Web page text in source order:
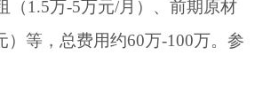
（1.5万-5万元/月）、前期原材
）等，总费用约60万-100万。参